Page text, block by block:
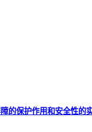
的保护作用和安全性的